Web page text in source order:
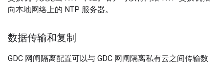
向本地网络上的 NTP 服务器。
数据传输和复制
GDC 网闸隔离配置可以与 GDC 网闸隔离私有云之间传输数